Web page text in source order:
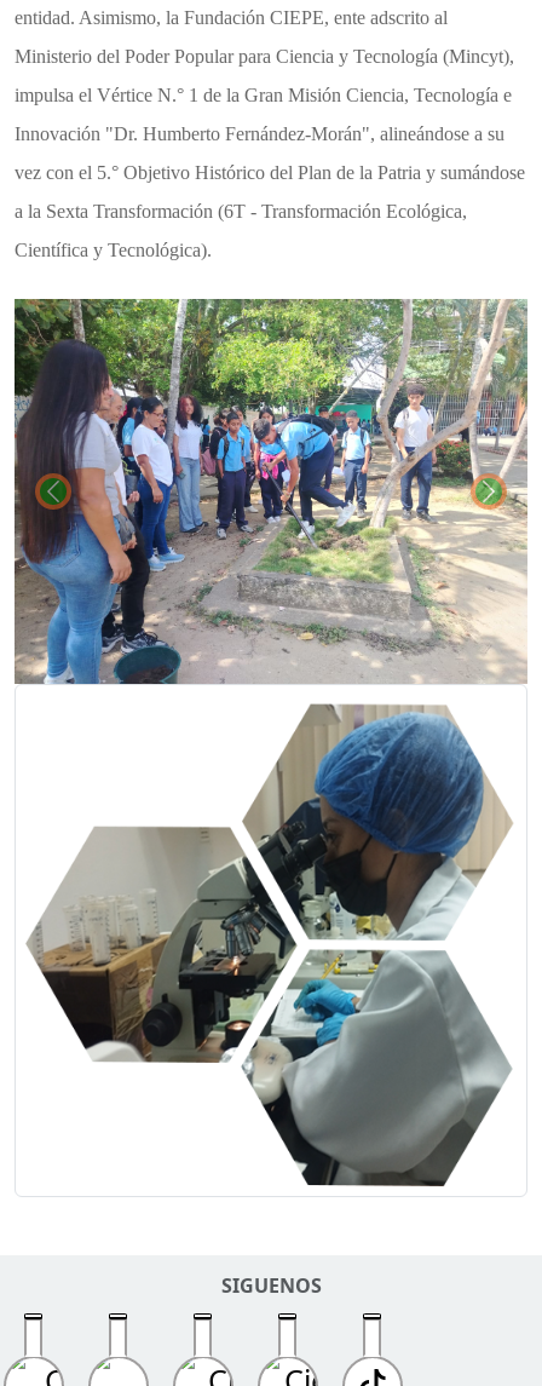
entidad. Asimismo, la Fundación CIEPE, ente adscrito al
Ministerio del Poder Popular para Ciencia y Tecnología (Mincyt),
impulsa el Vértice N.° 1 de la Gran Misión Ciencia, Tecnología e
Innovación "Dr. Humberto Fernández-Morán", alineándose a su
vez con el 5.° Objetivo Histórico del Plan de la Patria y sumándose
a la Sexta Transformación (6T - Transformación Ecológica,
Científica y Tecnológica).
Previous Next
SIGUENOS